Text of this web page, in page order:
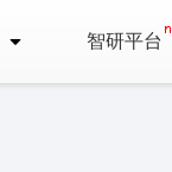
智研平台